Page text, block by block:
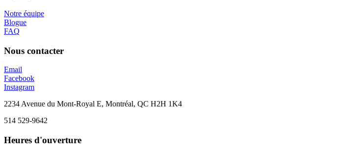
Notre équipe
Blogue
FAQ
Nous contacter
Email
Facebook
Instagram
2234 Avenue du Mont-Royal E, Montréal, QC H2H 1K4
514 529-9642
Heures d'ouverture